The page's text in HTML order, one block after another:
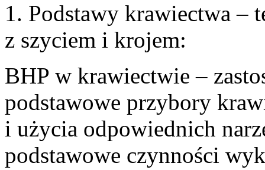
1. Podstawy krawiectwa –
z szyciem i krojem:
BHP w krawiectwie –
podstawowe przybory
i użycia odpowiednich
podstawowe czynności